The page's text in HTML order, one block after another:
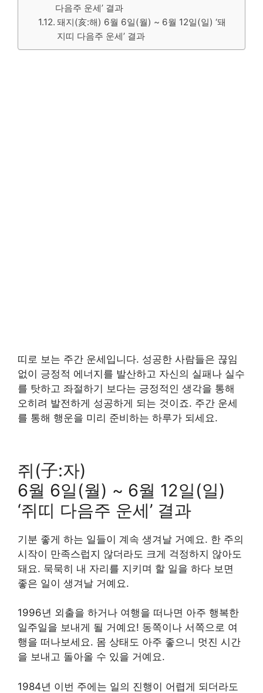
다음주 운세’ 결과
돼지(亥:해) 6월 6일(월) ~ 6월 12일(일) ‘돼
지띠 다음주 운세’ 결과
띠로 보는 주간 운세입니다. 성공한 사람들은 끊임
없이 긍정적 에너지를 발산하고 자신의 실패나 실수
를 탓하고 좌절하기 보다는 긍정적인 생각을 통해
오히려 발전하게 성공하게 되는 것이죠. 주간 운세
를 통해 행운을 미리 준비하는 하루가 되세요.
쥐(子:자)
6월 6일(월) ~ 6월 12일(일)
‘쥐띠 다음주 운세’ 결과
기분 좋게 하는 일들이 계속 생겨날 거예요. 한 주의
시작이 만족스럽지 않더라도 크게 걱정하지 않아도
돼요. 묵묵히 내 자리를 지키며 할 일을 하다 보면
좋은 일이 생겨날 거예요.
1996년 외출을 하거나 여행을 떠나면 아주 행복한
일주일을 보내게 될 거예요! 동쪽이나 서쪽으로 여
행을 떠나보세요. 몸 상태도 아주 좋으니 멋진 시간
을 보내고 돌아올 수 있을 거예요.
1984년 이번 주에는 일의 진행이 어렵게 되더라도